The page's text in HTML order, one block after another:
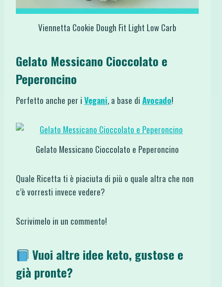
Viennetta Cookie Dough Fit Light Low Carb
Gelato Messicano Cioccolato e
Peperoncino
Perfetto anche per i Vegani, a base di Avocado!
Gelato Messicano Cioccolato e Peperoncino
Quale Ricetta ti è piaciuta di più o quale altra che non
c’è vorresti invece vedere?
Scrivimelo in un commento!
Vuoi altre idee keto, gustose e
già pronte?